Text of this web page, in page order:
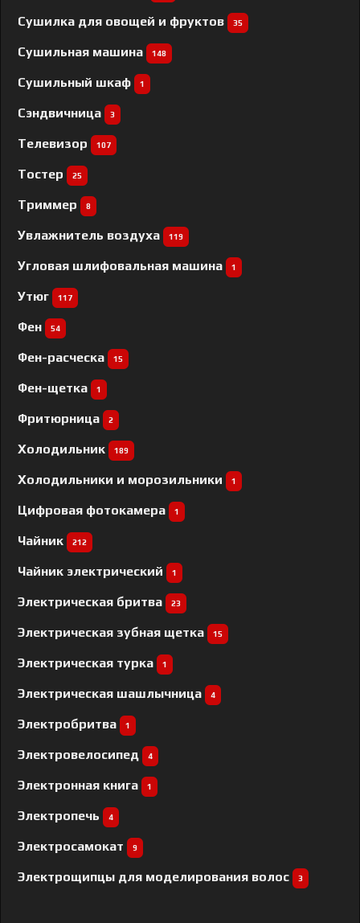
Сушилка для овощей и фруктов 35
Сушильная машина 148
Сушильный шкаф 1
Сэндвичница 3
Телевизор 107
Тостер 25
Триммер 8
Увлажнитель воздуха 119
Угловая шлифовальная машина 1
Утюг 117
Фен 54
Фен-расческа 15
Фен-щетка 1
Фритюрница 2
Холодильник 189
Холодильники и морозильники 1
Цифровая фотокамера 1
Чайник 212
Чайник электрический 1
Электрическая бритва 23
Электрическая зубная щетка 15
Электрическая турка 1
Электрическая шашлычница 4
Электробритва 1
Электровелосипед 4
Электронная книга 1
Электропечь 4
Электросамокат 9
Электрощипцы для моделирования волос 3